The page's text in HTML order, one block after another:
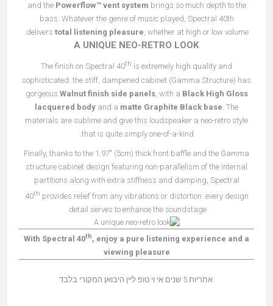
and the Powerflow™ vent system brings so much depth to the
bass. Whatever the genre of music played, Spectral 40th
delivers total listening pleasure, whether at high or low volume.
A UNIQUE NEO-RETRO LOOK
The finish on Spectral 40th is extremely high quality and
sophisticated: the stiff, dampened cabinet (Gamma Structure) has
gorgeous Walnut finish side panels, with a Black High Gloss
lacquered body and a matte Graphite Black base . The
materials are sublime and give this loudspeaker a neo-retro style
that is quite simply one-of-a-kind.
Finally, thanks to the 1.97" (5cm) thick front baffle and the Gamma
structure cabinet design featuring non-parallelism of the internal
partitions along with extra stiffness and damping, Spectral
40th provides relief from any vibrations or distortion: every design
detail serves to enhance the soundstage.
With Spectral 40th, enjoy a pure listening experience and a
viewing pleasure
אחריות 5 שנים אי וי טופ ליין היבואן המקורי בלבד